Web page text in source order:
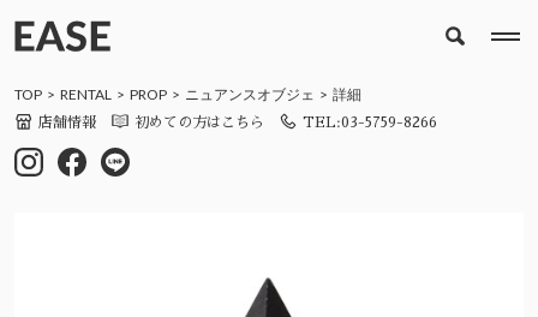
TOP RENTAL PROP ニュアンスオブジェ 詳細
店舗情報 初めての方はこちら TEL:03-5759-8266